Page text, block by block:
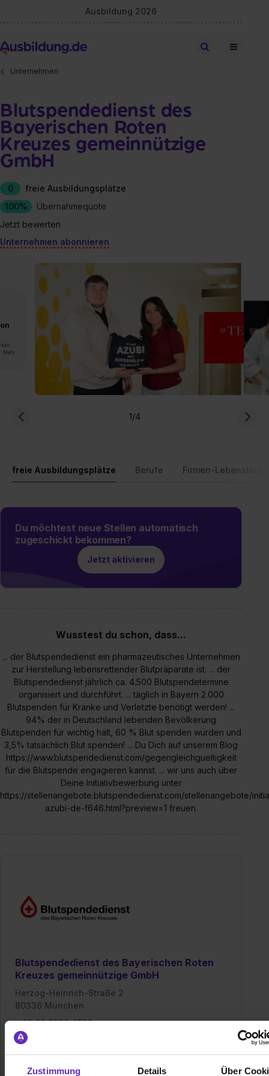
Zustimmung Details Über
Ausbildung 2026
Stellen finden
Unternehmen
Blutspendedienst des
Bayerischen Roten
Kreuzes gemeinnützige
GmbH
0
freie Ausbildungsplätze
100%
Übernahmequote
Jetzt bewerten
Unternehmen abonnieren
Mehr
1/4
freie Ausbildungsplätze Berufe Firmen-Lebenslauf
Du möchtest neue Stellen automatisch
zugeschickt bekommen?
Jetzt aktivieren
Wusstest du schon, dass...
... der Blutspendedienst ein pharmazeutisches Unternehmen
zur Herstellung lebensrettender Blutpräparate ist. ... der
Blutspendedienst jährlich ca. 4.500 Blutspendetermine
organisiert und durchführt. ... täglich in Bayern 2.000
Blutspenden für Kranke und Verletzte benötigt werden! ...
94% der in Deutschland lebenden Bevölkerung
Blutspenden für wichtig hält, 60 % Blut spenden würden und
3,5% tatsächlich Blut spenden! ... Du Dich auf unserem Blog
https://www.blutspendedienst.com/gegengleichgueltigkeit
für die Blutspende engagieren kannst. ... wir uns auch über
Deine Initiativbewerbung unter
https://stellenangebote.blutspendedienst.com/stellenangebote/
azubi-de-f646.html?preview=1 freuen.
Blutspendedienst des Bayerischen Roten
Kreuzes gemeinnützige GmbH
Herzog-Heinrich-Straße 2
80336 München
+49 89 5399 4556
E-Mail anzeigen